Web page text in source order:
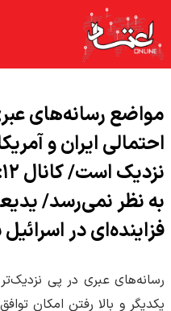
مواضع رسانه‌های
احتمالی ایران و
به نظر نمی‌رسد/
فزاینده‌ای در
رسانه‌های عبری در پی
یکدیگر و بالا رفتن امکان